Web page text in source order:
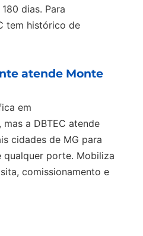
dias. Para
tem histórico de
atende Monte
em
mas a DBTEC atende
cidades de MG para
porte. Mobiliza
comissionamento e